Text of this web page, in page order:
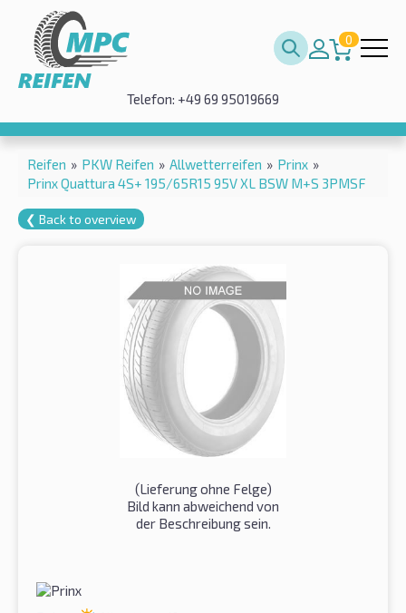
0
Telefon: +49 69 95019669
Reifen » PKW Reifen » Allwetterreifen » Prinx »
Prinx Quattura 4S+ 195/65R15 95V XL BSW M+S 3PMSF
❮ Back to overview
(Lieferung ohne Felge)
Bild kann abweichend von
der Beschreibung sein.